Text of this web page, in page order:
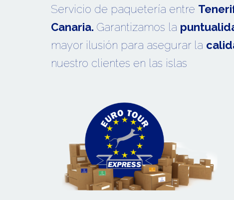
Servicio de paquetería entre
Canaria. Garantizamos la
mayor ilusión para asegurar la
nuestro clientes en las islas